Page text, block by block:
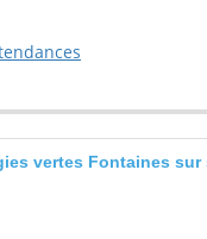
vertes Fontaines sur